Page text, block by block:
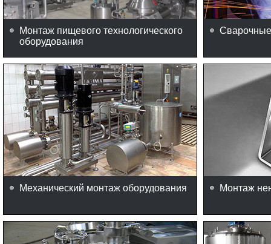
Монтаж пищевого технологического
оборудования
Механический монтаж оборудования Монтаж